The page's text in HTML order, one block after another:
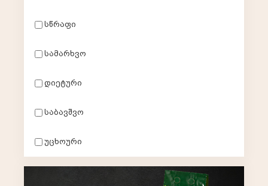
სოუსები
სწრაფი
სამარხვო
დიეტური
საბავშვო
უცხოური